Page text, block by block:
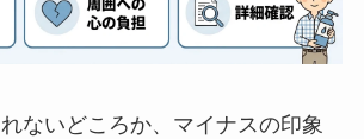
ないどころか、マイナスの印象